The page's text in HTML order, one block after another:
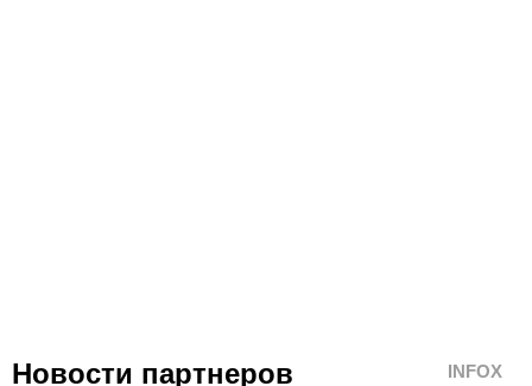
Новости партнеров INFOX